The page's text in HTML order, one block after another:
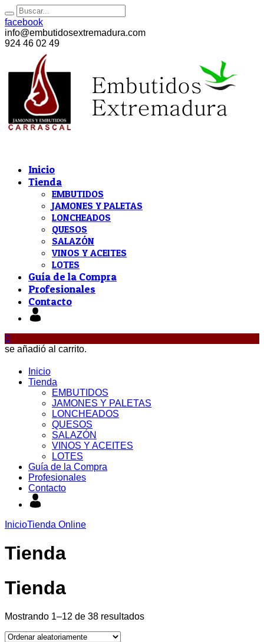
facebook
info@embutidosextremadura.com
924 46 02 49
Inicio
Tienda
EMBUTIDOS
JAMONES Y PALETAS
LONCHEADOS
QUESOS
SALAZÓN
VINOS Y ACEITES
LOTES
Guía de la Compra
Profesionales
Contacto
0
se añadió al carrito.
Inicio
Tienda
EMBUTIDOS
JAMONES Y PALETAS
LONCHEADOS
QUESOS
SALAZÓN
VINOS Y ACEITES
LOTES
Guía de la Compra
Profesionales
Contacto
InicioTienda Online
Tienda
Tienda
Mostrando 1–12 de 38 resultados